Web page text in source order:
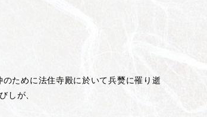
ために法住寺殿に於いて兵燹に罹り逝
しが、